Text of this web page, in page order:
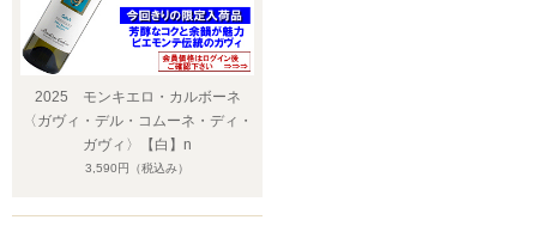
2025 モンキエロ・カルボーネ
〈ガヴィ・デル・コムーネ・ディ・
ガヴィ〉【白】n
3,590円 （税込み）